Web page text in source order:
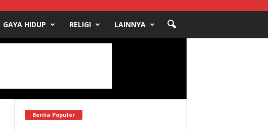
GAYA HIDUP RELIGI LAINNYA
Berita Populer